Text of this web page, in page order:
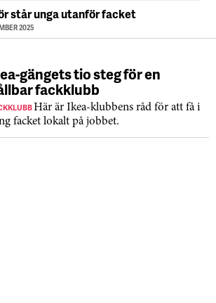
står unga utanför facket
2025
gängets tio steg för en
fackklubb
Här är Ikea-klubbens råd för att få i
facket lokalt på jobbet.